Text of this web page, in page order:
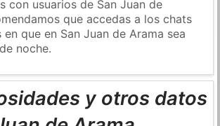
con usuarios de San Juan de
que accedas a los chats
que en San Juan de Arama sea
noche.
y otros datos